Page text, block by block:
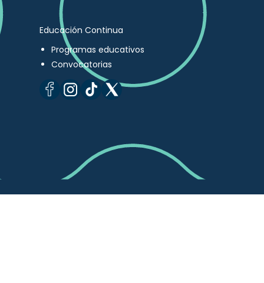
Educación Continua
Programas educativos
Convocatorias